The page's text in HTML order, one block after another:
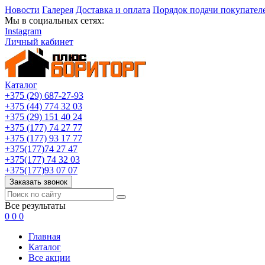
Новости Галерея Доставка и оплата Порядок подачи
Мы в социальных сетях:
Instagram
Личный кабинет
Каталог
+375 (29) 687-27-93
+375 (44) 774 32 03
+375 (29) 151 40 24
+375 (177) 74 27 77
+375 (177) 93 17 77
+375(177)74 27 47
+375(177) 74 32 03
+375(177)93 07 07
Заказать звонок
Все результаты
0 0 0
Главная
Каталог
Все акции